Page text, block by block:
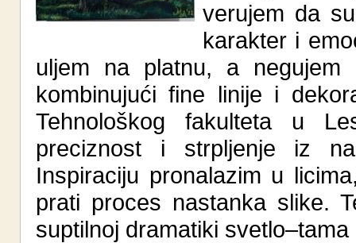
verujem da
karakter i
uljem na platnu, a negujem
kombinujući fine linije i
Tehnološkog fakulteta u
preciznost i strpljenje iz
Inspiraciju pronalazim u
prati proces nastanka slike.
suptilnoj dramatiki svetlo–tama